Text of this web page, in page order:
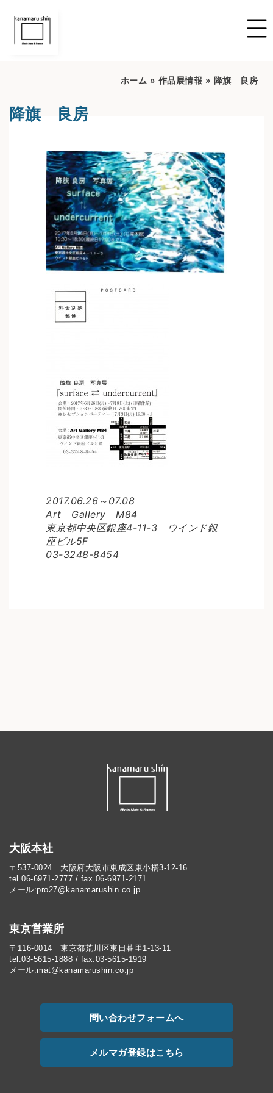
ホーム » 作品展情報 » 降旗 良房
降旗 良房
2017.06.26～07.08
Art Gallery M84
東京都中央区銀座4-11-3 ウインド銀
座ビル5F
03-3248-8454
大阪本社
〒537-0024 大阪府大阪市東成区東小橋3-12-16
tel.06-6971-2777 / fax.06-6971-2171
メール:pro27@kanamarushin.co.jp​
東京営業所
〒116-0014 東京都荒川区東日暮里1-13-11
tel.03-5615-1888 / fax.03-5615-1919
メール:mat@kanamarushin.co.jp
問い合わせフォームへ
メルマガ登録はこちら